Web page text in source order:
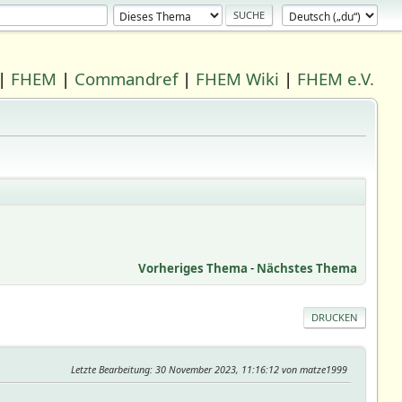
| FHEM | Commandref| FHEM Wiki | FHEM e.V.
Vorheriges Thema - Nächstes Thema
DRUCKEN
Letzte Bearbeitung: 30 November 2023, 11:16:12 von matze1999